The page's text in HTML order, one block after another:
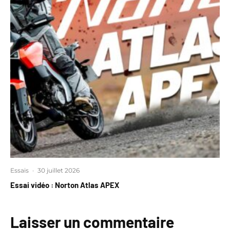
Essais · 30 juillet 2026
Essai vidéo : Norton Atlas APEX
Laisser un commentaire